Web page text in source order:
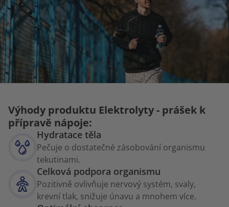
Výhody produktu Elektrolyty - prášek k
přípravě nápoje:
Hydratace těla
Pečuje o dostatečné zásobování organismu
tekutinami.
Celková podpora organismu
Pozitivně ovlivňuje nervový systém, svaly,
krevní tlak, snižuje únavu a mnohem více.